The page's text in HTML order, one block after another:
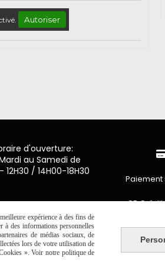
Autoriser
d'ouverture:
au Samedi de
12H30 / 14H00-18H30
Paiement
CB
Virement
PAYPAL
expérience à des fins de
à des informations personnelles
de médias sociaux, de
lors de votre utilisation de
». Voir notre politique de